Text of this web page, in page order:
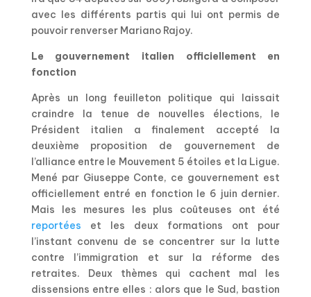
avec les différents partis qui lui ont permis de
pouvoir renverser Mariano Rajoy.
Le gouvernement italien officiellement en
fonction
Après un long feuilleton politique qui laissait
craindre la tenue de nouvelles élections, le
Président italien a finalement accepté la
deuxième proposition de gouvernement de
l’alliance entre le Mouvement 5 étoiles et la Ligue.
Mené par Giuseppe Conte, ce gouvernement est
officiellement entré en fonction le 6 juin dernier.
Mais les mesures les plus coûteuses ont été
reportées et les deux formations ont pour
l’instant convenu de se concentrer sur la lutte
contre l’immigration et sur la réforme des
retraites. Deux thèmes qui cachent mal les
dissensions entre elles : alors que le Sud, bastion